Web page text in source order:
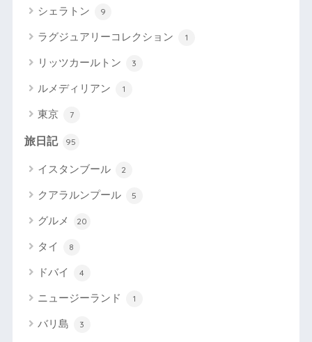
シェラトン 9
ラグジュアリーコレクション 1
リッツカールトン 3
ルメディリアン 1
東京 7
旅日記 95
イスタンブール 2
クアラルンプール 5
グルメ 20
タイ 8
ドバイ 4
ニュージーランド 1
バリ島 3